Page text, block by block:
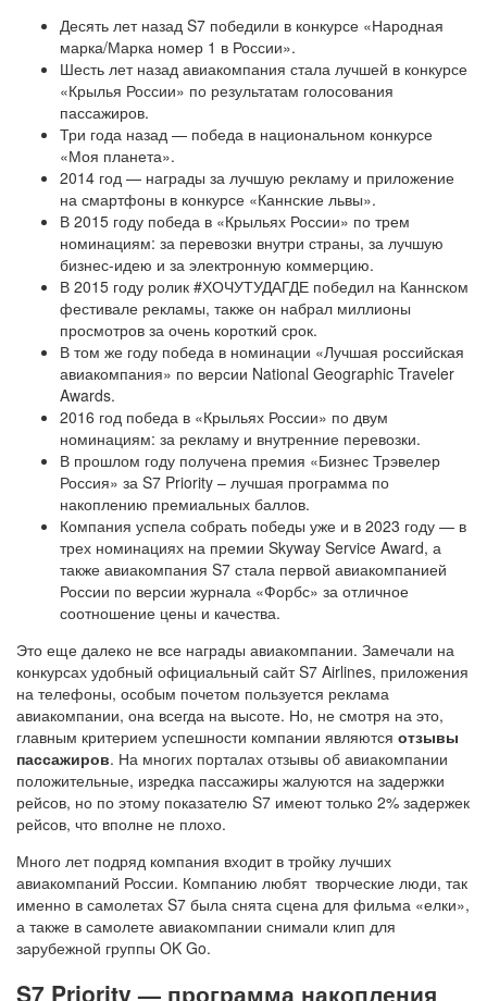
Десять лет назад S7 победили в конкурсе «Народная
марка/Марка номер 1 в России».
Шесть лет назад авиакомпания стала лучшей в конкурсе
«Крылья России» по результатам голосования
пассажиров.
Три года назад — победа в национальном конкурсе
«Моя планета».
2014 год — награды за лучшую рекламу и приложение
на смартфоны в конкурсе «Каннские львы».
В 2015 году победа в «Крыльях России» по трем
номинациям: за перевозки внутри страны, за лучшую
бизнес-идею и за электронную коммерцию.
В 2015 году ролик #ХОЧУТУДАГДЕ победил на Каннском
фестивале рекламы, также он набрал миллионы
просмотров за очень короткий срок.
В том же году победа в номинации «Лучшая российская
авиакомпания» по версии National Geographic Traveler
Awards.
2016 год победа в «Крыльях России» по двум
номинациям: за рекламу и внутренние перевозки.
В прошлом году получена премия «Бизнес Трэвелер
Россия» за S7 Priority – лучшая программа по
накоплению премиальных баллов.
Компания успела собрать победы уже и в 2023 году — в
трех номинациях на премии Skyway Service Award, а
также авиакомпания S7 стала первой авиакомпанией
России по версии журнала «Форбс» за отличное
соотношение цены и качества.
Это еще далеко не все награды авиакомпании. Замечали на
конкурсах удобный официальный сайт S7 Airlines, приложения
на телефоны, особым почетом пользуется реклама
авиакомпании, она всегда на высоте. Но, не смотря на это,
главным критерием успешности компании являются отзывы
пассажиров. На многих порталах отзывы об авиакомпании
положительные, изредка пассажиры жалуются на задержки
рейсов, но по этому показателю S7 имеют только 2% задержек
рейсов, что вполне не плохо.
Много лет подряд компания входит в тройку лучших
авиакомпаний России. Компанию любят творческие люди, так
именно в самолетах S7 была снята сцена для фильма «елки»,
а также в самолете авиакомпании снимали клип для
зарубежной группы OK Go.
S7 Priority — программа накопления